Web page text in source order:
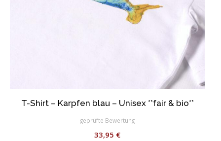
T-Shirt – Karpfen blau – Unisex **fair & bio**
geprüfte Bewertung
33,95 €